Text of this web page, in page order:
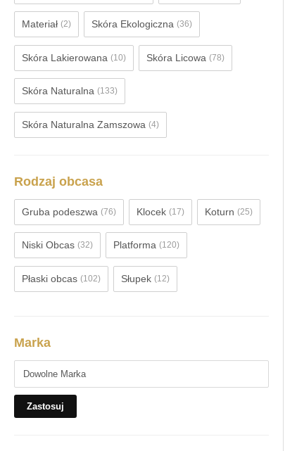
Materiał (2) Skóra Ekologiczna (36)
Skóra Lakierowana (10) Skóra Licowa (78)
Skóra Naturalna (133)
Skóra Naturalna Zamszowa (4)
Rodzaj obcasa
Gruba podeszwa (76) Klocek (17) Koturn (25)
Niski Obcas (32) Platforma (120)
Płaski obcas (102) Słupek (12)
Marka
Zastosuj